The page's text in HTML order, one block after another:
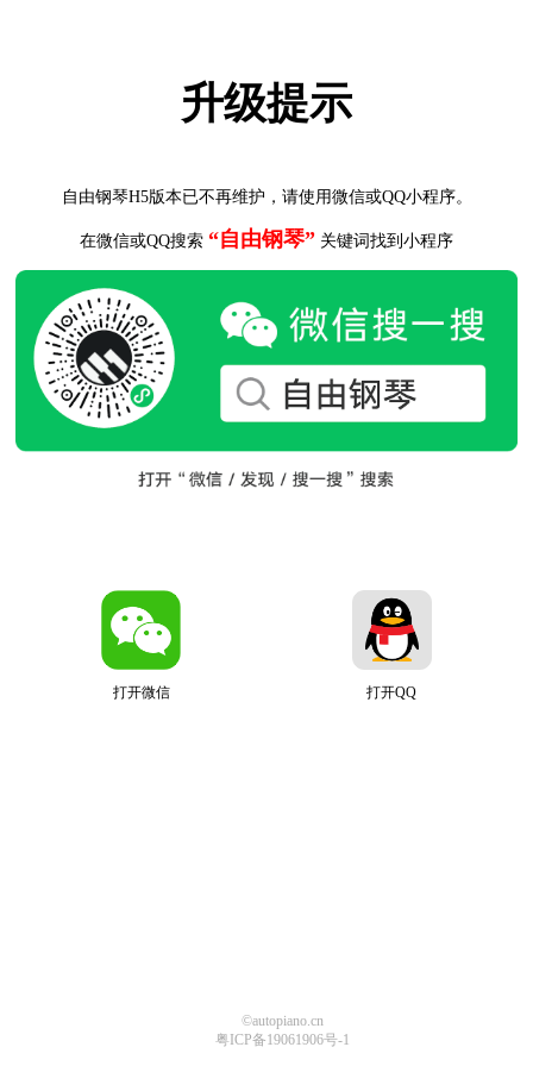
升级提示
自由钢琴H5版本已不再维护，请使用微信或QQ小程序。
在微信或QQ搜索 “自由钢琴” 关键词找到小程序
打开微信 打开QQ
©autopiano.cn
粤ICP备19061906号-1